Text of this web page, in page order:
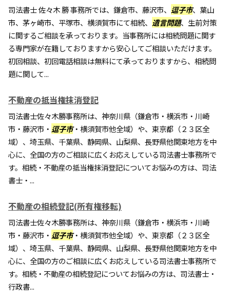
司法書士 佐々木 勝 事務所では、鎌倉市、藤沢市、 逗子市、葉山
市、茅ヶ崎市、平塚市、横須賀市にて相続、 遺言問題、生前対策
に関するご相談を承っております。当事務所には相続問題に関す
る専門家が在籍しておりますから安心してご相談いただけます。
初回相談、初回電話相談は無料にて承っておりますから、相続問
題に関して...
不動産の抵当権抹消登記
司法書士佐々木勝事務所は、神奈川県（鎌倉市・横浜市・川崎
市・藤沢市・ 逗子市・横須賀市他全域）や、東京都（２３区全
域）、埼玉県、千葉県、静岡県、山梨県、長野県他関東地方を中
心に、全国の方のご相談に広くお応えしている司法書士事務所で
す。相続・不動産の抵当権抹消登記についてお悩みの方は、司法
書士・...
不動産の相続登記(所有権移転)
司法書士佐々木勝事務所は、神奈川県（鎌倉市・横浜市・川崎
市・藤沢市・ 逗子市・横須賀市他全域）や、東京都（２３区全
域）、埼玉県、千葉県、静岡県、山梨県、長野県他関東地方を中
心に、全国の方のご相談に広くお応えしている司法書士事務所で
す。相続・不動産の相続登記についてお悩みの方は、司法書士・
行政書...